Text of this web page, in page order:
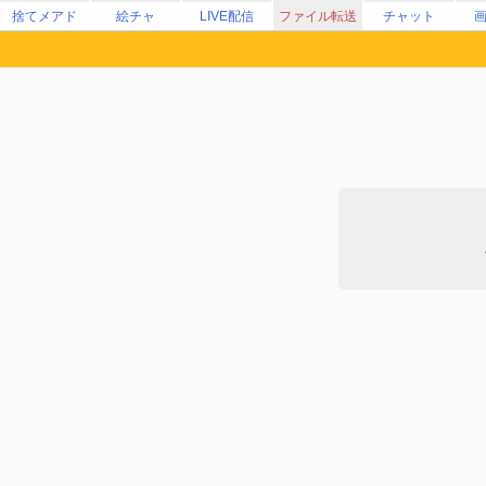
捨てメアド 絵チャ LIVE配信 ファイル転送 チャット